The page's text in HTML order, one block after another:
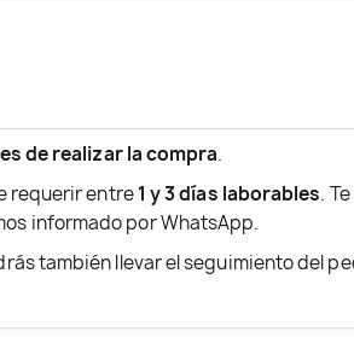
de realizar la compra.
requerir entre1 y 3 días laborables.
informado por WhatsApp.
también llevar el seguimiento del